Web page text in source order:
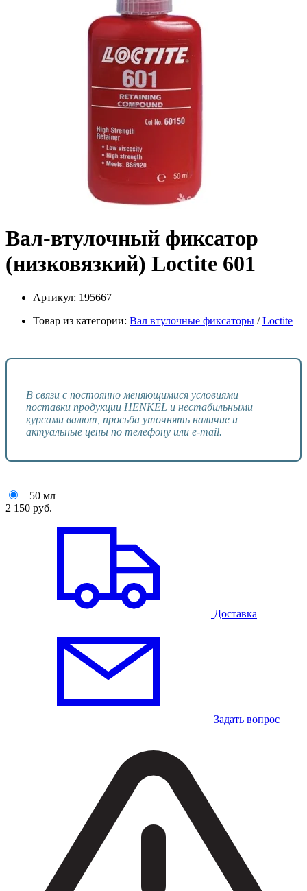
Вал-втулочный фиксатор
(низковязкий) Loctite 601
Артикул: 195667
Товар из категории: Вал втулочные фиксаторы / Loctite
В связи с постоянно меняющимися условиями
поставки продукции HENKEL и нестабильными
курсами валют, просьба уточнять наличие и
актуальные цены по телефону или e-mail.
50 мл
2 150 руб.
Доставка
Задать вопрос